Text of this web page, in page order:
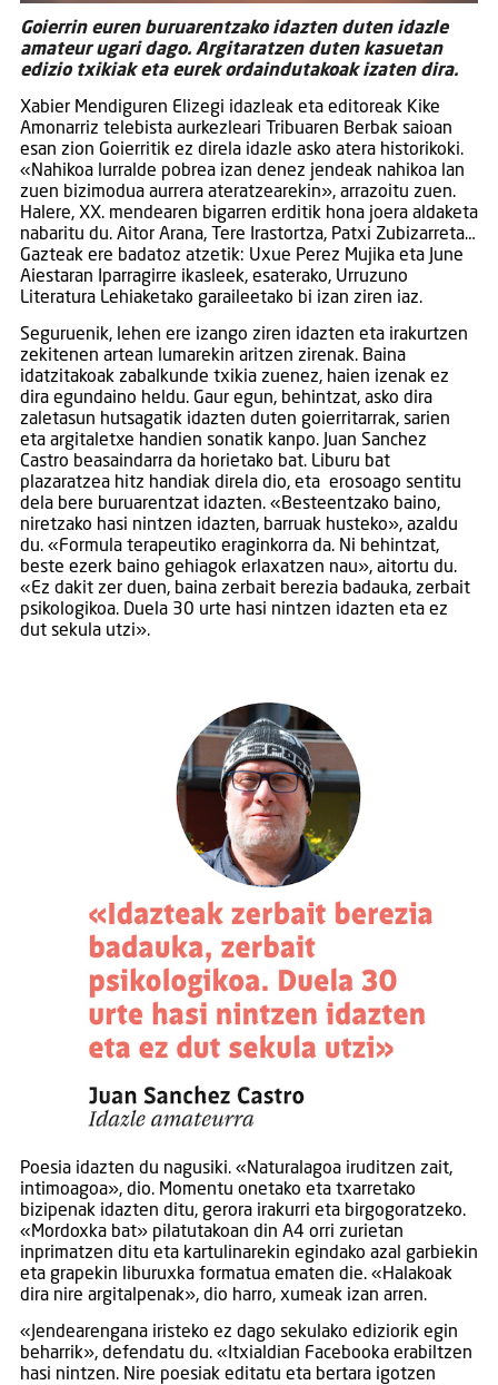
Goierrin euren buruarentzako idazten duten idazle
amateur ugari dago. Argitaratzen duten kasuetan
edizio txikiak eta eurek ordaindutakoak izaten dira.
Xabier Mendiguren Elizegi idazleak eta editoreak Kike
Amonarriz telebista aurkezleari Tribuaren Berbak saioan
esan zion Goierritik ez direla idazle asko atera historikoki.
«Nahikoa lurralde pobrea izan denez jendeak nahikoa lan
zuen bizimodua aurrera ateratzearekin», arrazoitu zuen.
Halere, XX. mendearen bigarren erditik hona joera aldaketa
nabaritu du. Aitor Arana, Tere Irastortza, Patxi Zubizarreta…
Gazteak ere badatoz atzetik: Uxue Perez Mujika eta June
Aiestaran Iparragirre ikasleek, esaterako, Urruzuno
Literatura Lehiaketako garaileetako bi izan ziren iaz.
Seguruenik, lehen ere izango ziren idazten eta irakurtzen
zekitenen artean lumarekin aritzen zirenak. Baina
idatzitakoak zabalkunde txikia zuenez, haien izenak ez
dira egundaino heldu. Gaur egun, behintzat, asko dira
zaletasun hutsagatik idazten duten goierritarrak, sarien
eta argitaletxe handien sonatik kanpo. Juan Sanchez
Castro beasaindarra da horietako bat. Liburu bat
plazaratzea hitz handiak direla dio, eta erosoago sentitu
dela bere buruarentzat idazten. «Besteentzako baino,
niretzako hasi nintzen idazten, barruak husteko», azaldu
du. «Formula terapeutiko eraginkorra da. Ni behintzat,
beste ezerk baino gehiagok erlaxatzen nau», aitortu du.
«Ez dakit zer duen, baina zerbait berezia badauka, zerbait
psikologikoa. Duela 30 urte hasi nintzen idazten eta ez
dut sekula utzi».
Poesia idazten du nagusiki. «Naturalagoa iruditzen zait,
intimoagoa», dio. Momentu onetako eta txarretako
bizipenak idazten ditu, gerora irakurri eta birgogoratzeko.
«Mordoxka bat» pilatutakoan din A4 orri zurietan
inprimatzen ditu eta kartulinarekin egindako azal garbiekin
eta grapekin liburuxka formatua ematen die. «Halakoak
dira nire argitalpenak», dio harro, xumeak izan arren.
«Jendearengana iristeko ez dago sekulako ediziorik egin
beharrik», defendatu du. «Itxialdian Facebooka erabiltzen
hasi nintzen. Nire poesiak editatu eta bertara igotzen